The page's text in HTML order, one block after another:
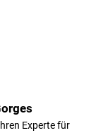
Experte für